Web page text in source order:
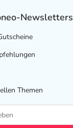
Newsletters
Themen